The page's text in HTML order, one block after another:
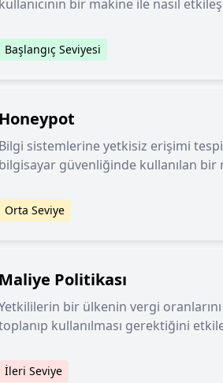
bir makine ile nasıl
Başlangıç Seviyesi
sistemlerine yetkisiz erişimi
güvenliğinde kullanılan bir
Orta Seviye
Politikası
bir ülkenin vergi oranlarını
kullanılması gerektiğini
İleri Seviye